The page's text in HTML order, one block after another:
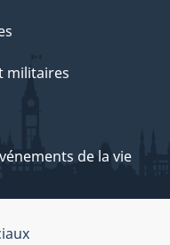
militaires
de la vie